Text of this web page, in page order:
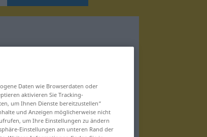
Daten wie Browserdaten oder
aktivieren Sie Tracking-
um Ihnen Dienste bereitzustellen“
und Anzeigen möglicherweise nicht
um Ihre Einstellungen zu ändern
Einstellungen am unteren Rand der